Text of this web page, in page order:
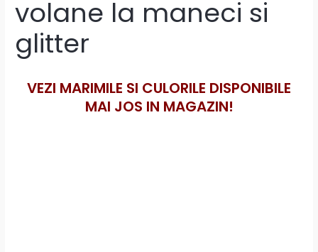
volane la maneci si
glitter
VEZI MARIMILE SI CULORILE DISPONIBILE
MAI JOS IN MAGAZIN!